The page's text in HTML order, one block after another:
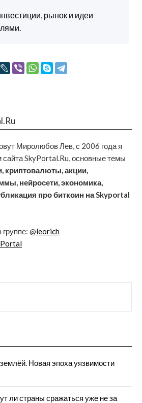
рынок и идеи
Миролюбов Лев, с 2006 года я
SkyPortal.Ru, основные темы
криптовалюты, акции,
нейросети, экономика,
про биткоин на Skyportal
@leorich
Новая эпоха уязвимости
ли страны сражаться уже не за